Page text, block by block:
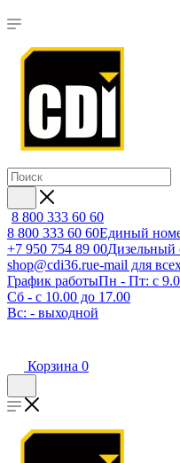
8 800 333 60 60
8 800 333 60 60Единый
+7 950 754 89 00Дизельный
shop@cdi36.rue-mail для
График работыПн - Пт: с
Сб - с 10.00 до 17.00
Вс: - выходной
Корзина 0